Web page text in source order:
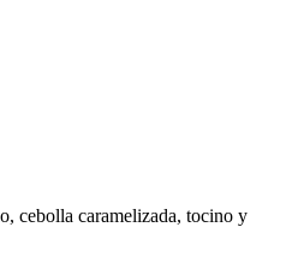
cebolla caramelizada, tocino y